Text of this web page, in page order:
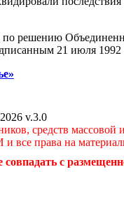
по решению
21 июля 1992
v.3.0
средств
все права на
с